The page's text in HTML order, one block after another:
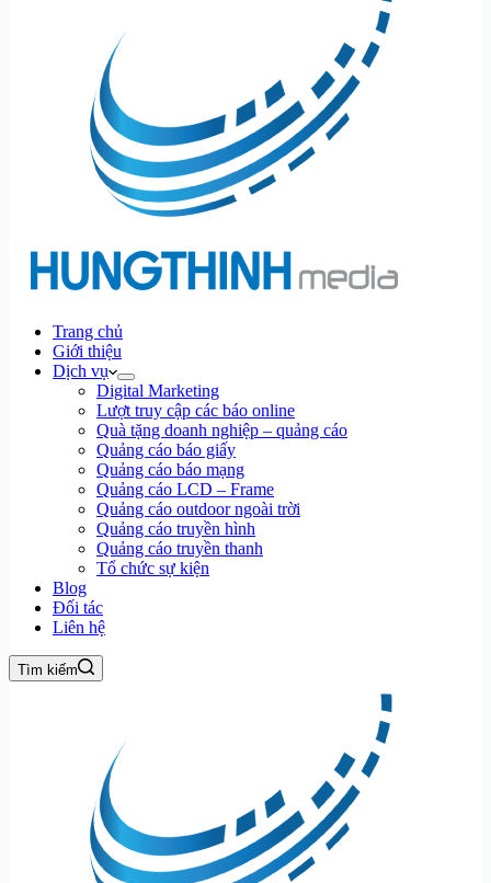
Trang chủ
Giới thiệu
Dịch vụ
Digital Marketing
Lượt truy cập các báo online
Quà tặng doanh nghiệp – quảng cáo
Quảng cáo báo giấy
Quảng cáo báo mạng
Quảng cáo LCD – Frame
Quảng cáo outdoor ngoài trời
Quảng cáo truyền hình
Quảng cáo truyền thanh
Tổ chức sự kiện
Blog
Đối tác
Liên hệ
Tìm kiếm